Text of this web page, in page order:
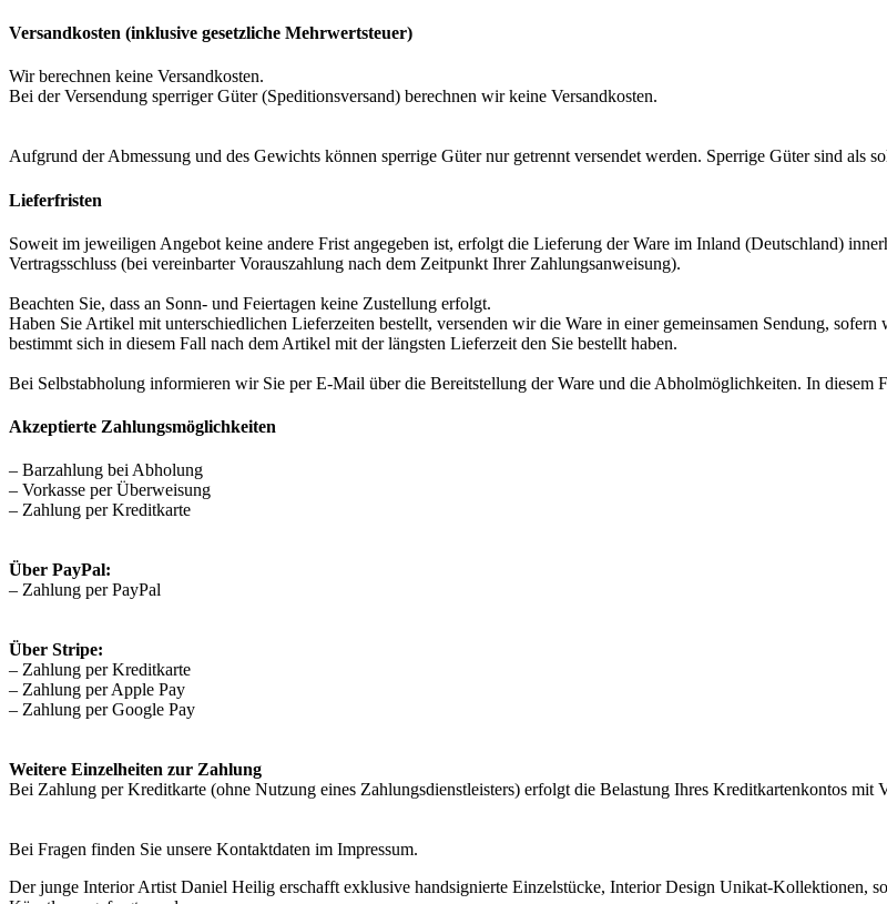
Versandkosten (inklusive gesetzliche Mehrwertsteuer)
Wir berechnen keine Versandkosten.
Bei der Versendung sperriger Güter (Speditionsversand) berechnen wir keine Versandkosten.
Aufgrund der Abmessung und des Gewichts können sperrige Güter nur getrennt versendet werden. Sperrige Güter sind als
Lieferfristen
Soweit im jeweiligen Angebot keine andere Frist angegeben ist, erfolgt die Lieferung der Ware im Inland (Deutschland)
Vertragsschluss (bei vereinbarter Vorauszahlung nach dem Zeitpunkt Ihrer Zahlungsanweisung).
Beachten Sie, dass an Sonn- und Feiertagen keine Zustellung erfolgt.
Haben Sie Artikel mit unterschiedlichen Lieferzeiten bestellt, versenden wir die Ware in einer gemeinsamen Sendung,
bestimmt sich in diesem Fall nach dem Artikel mit der längsten Lieferzeit den Sie bestellt haben.
Bei Selbstabholung informieren wir Sie per E-Mail über die Bereitstellung der Ware und die Abholmöglichkeiten. In diesem
Akzeptierte Zahlungsmöglichkeiten
– Barzahlung bei Abholung
– Vorkasse per Überweisung
– Zahlung per Kreditkarte
Über PayPal:
– Zahlung per PayPal
Über Stripe:
– Zahlung per Kreditkarte
– Zahlung per Apple Pay
– Zahlung per Google Pay
Weitere Einzelheiten zur Zahlung
Bei Zahlung per Kreditkarte (ohne Nutzung eines Zahlungsdienstleisters) erfolgt die Belastung Ihres Kreditkartenkontos mit
Bei Fragen finden Sie unsere Kontaktdaten im Impressum.
Der junge Interior Artist Daniel Heilig erschafft exklusive handsignierte Einzelstücke, Interior Design Unikat-Kollektionen,